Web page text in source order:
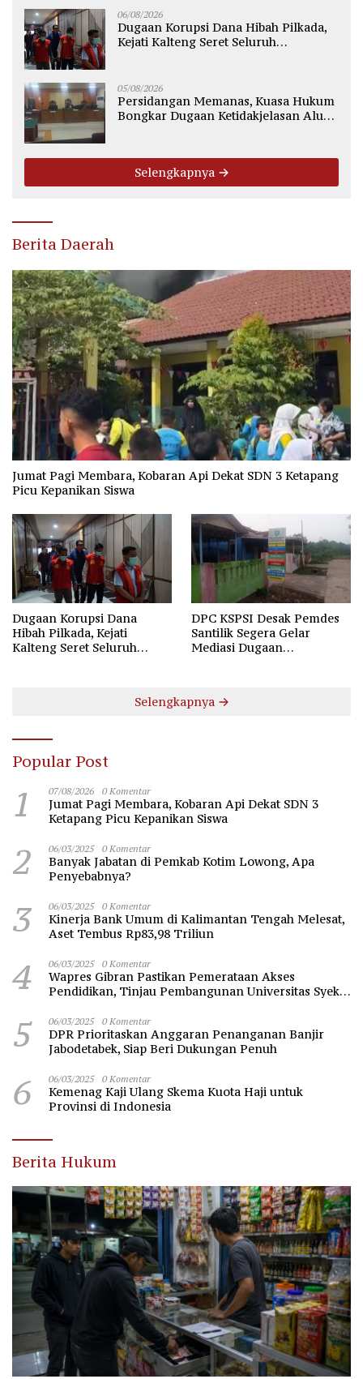
06/08/2026
Dugaan Korupsi Dana Hibah Pilkada,
Kejati Kalteng Seret Seluruh
05/08/2026
Persidangan Memanas, Kuasa Hukum
Bongkar Dugaan Ketidakjelasan Alur
Selengkapnya
Berita Daerah
Jumat Pagi Membara, Kobaran Api Dekat SDN 3 Ketapang
Picu Kepanikan Siswa
Dugaan Korupsi Dana
Hibah Pilkada, Kejati
Kalteng Seret Seluruh
DPC KSPSI Desak Pemdes
Santilik Segera Gelar
Mediasi Dugaan
Selengkapnya
Popular Post
1 07/08/2026 0 Komentar
Jumat Pagi Membara, Kobaran Api Dekat SDN 3
Ketapang Picu Kepanikan Siswa
2 06/03/2025 0 Komentar
Banyak Jabatan di Pemkab Kotim Lowong, Apa
Penyebabnya?
3 06/03/2025 0 Komentar
Kinerja Bank Umum di Kalimantan Tengah Melesat,
Aset Tembus Rp83,98 Triliun
4 06/03/2025 0 Komentar
Wapres Gibran Pastikan Pemerataan Akses
Pendidikan, Tinjau Pembangunan Universitas Syekh
5 06/03/2025 0 Komentar
DPR Prioritaskan Anggaran Penanganan Banjir
Jabodetabek, Siap Beri Dukungan Penuh
6 06/03/2025 0 Komentar
Kemenag Kaji Ulang Skema Kuota Haji untuk
Provinsi di Indonesia
Berita Hukum